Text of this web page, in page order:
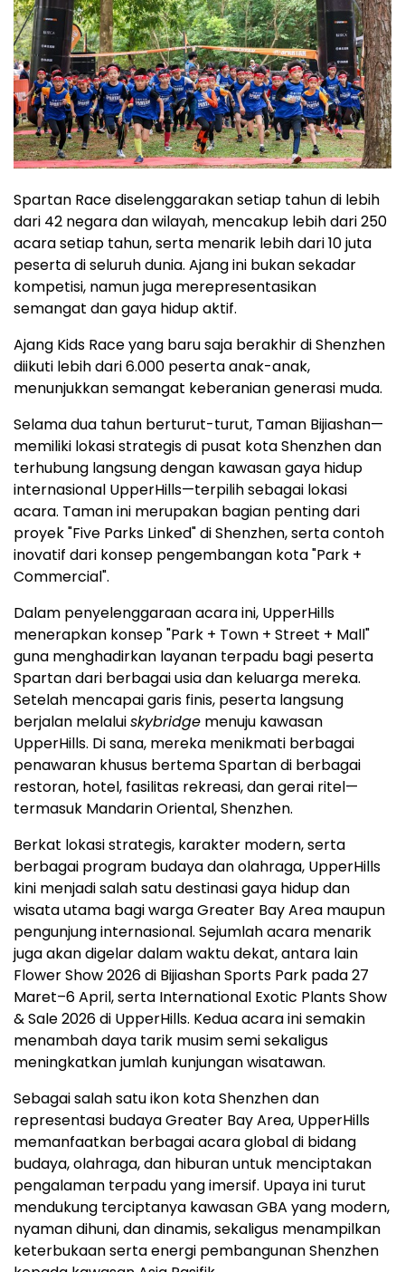
Spartan Race diselenggarakan setiap tahun di lebih
dari 42 negara dan wilayah, mencakup lebih dari 250
acara setiap tahun, serta menarik lebih dari 10 juta
peserta di seluruh dunia. Ajang ini bukan sekadar
kompetisi, namun juga merepresentasikan
semangat dan gaya hidup aktif.
Ajang Kids Race yang baru saja berakhir di Shenzhen
diikuti lebih dari 6.000 peserta anak-anak,
menunjukkan semangat keberanian generasi muda.
Selama dua tahun berturut-turut, Taman Bijiashan—
memiliki lokasi strategis di pusat kota Shenzhen dan
terhubung langsung dengan kawasan gaya hidup
internasional UpperHills—terpilih sebagai lokasi
acara. Taman ini merupakan bagian penting dari
proyek "Five Parks Linked" di Shenzhen, serta contoh
inovatif dari konsep pengembangan kota "Park +
Commercial".
Dalam penyelenggaraan acara ini, UpperHills
menerapkan konsep "Park + Town + Street + Mall"
guna menghadirkan layanan terpadu bagi peserta
Spartan dari berbagai usia dan keluarga mereka.
Setelah mencapai garis finis, peserta langsung
berjalan melaluiskybridge menuju kawasan
UpperHills. Di sana, mereka menikmati berbagai
penawaran khusus bertema Spartan di berbagai
restoran, hotel, fasilitas rekreasi, dan gerai ritel—
termasuk Mandarin Oriental, Shenzhen.
Berkat lokasi strategis, karakter modern, serta
berbagai program budaya dan olahraga, UpperHills
kini menjadi salah satu destinasi gaya hidup dan
wisata utama bagi warga Greater Bay Area maupun
pengunjung internasional. Sejumlah acara menarik
juga akan digelar dalam waktu dekat, antara lain
Flower Show 2026 di Bijiashan Sports Park pada 27
Maret–6 April, serta International Exotic Plants Show
& Sale 2026 di UpperHills. Kedua acara ini semakin
menambah daya tarik musim semi sekaligus
meningkatkan jumlah kunjungan wisatawan.
Sebagai salah satu ikon kota Shenzhen dan
representasi budaya Greater Bay Area, UpperHills
memanfaatkan berbagai acara global di bidang
budaya, olahraga, dan hiburan untuk menciptakan
pengalaman terpadu yang imersif. Upaya ini turut
mendukung terciptanya kawasan GBA yang modern,
nyaman dihuni, dan dinamis, sekaligus menampilkan
keterbukaan serta energi pembangunan Shenzhen